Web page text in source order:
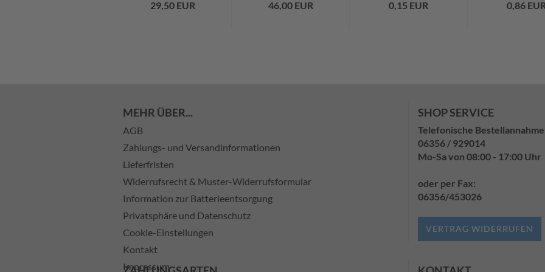
29,50 EUR 46,00 EUR 0,15 EUR 0,86
MEHR ÜBER...
AGB
Zahlungs- und Versandinformationen
Lieferfristen
Widerrufsrecht & Muster-Widerrufsformular
Information zur Batterieentsorgung
Privatsphäre und Datenschutz
Cookie-Einstellungen
Kontakt
Impressum
SHOP SERVICE
Telefonische
06356 / 929014
Mo-Sa von 08:00 - 17:00 Uhr
oder per Fax:
06356/453026
VERTRAG WIDERRUFEN